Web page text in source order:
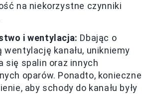
na niekorzystne czynniki
i wentylacja: Dbając o
wentylację kanału, unikniemy
się spalin oraz innych
oparów. Ponadto, konieczne
aby schody do kanału były